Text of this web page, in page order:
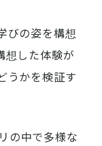
びの姿を構想
想した体験が
うかを検証す
の中で多様な